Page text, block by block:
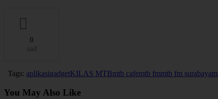
0
sad
Tags: aplikasigadgetKILAS MTBmtb cafemtb fmmtb fm surabaya
You May Also Like